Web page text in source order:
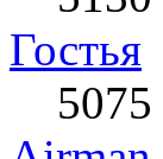
Гостья
5075